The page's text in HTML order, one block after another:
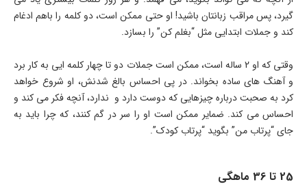
گیرد، پس مراقب زبانتان باشید! او حتی ممکن است، دو کلمه را باهم ادغام
کند و جملات ابتدایی مثل “بغلم کن” را بسازد.
وقتی که او 2 ساله است، ممکن است جملات دو تا چهار کلمه ایی به کار برد
و آهنگ های ساده بخواند. در پی احساس بالغ شدنش، او شروع خواهد
کرد به صحبت درباره چیزهایی که دوست دارد و ندارد، آنچه فکر می کند و
احساس می کند. ضمایر ممکن است او را سر در گم کنند، که چرا باید به
جای “پرتاب من” بگوید “پرتاب کودک”.
25 تا 36 ماهگی